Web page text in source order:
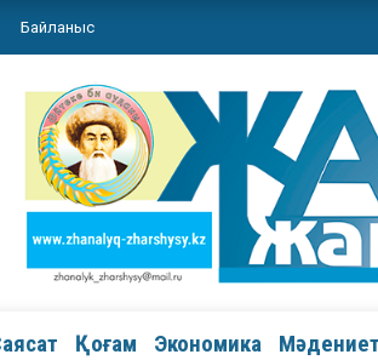
Байланыс
Қоғам Экономика Мәдениет